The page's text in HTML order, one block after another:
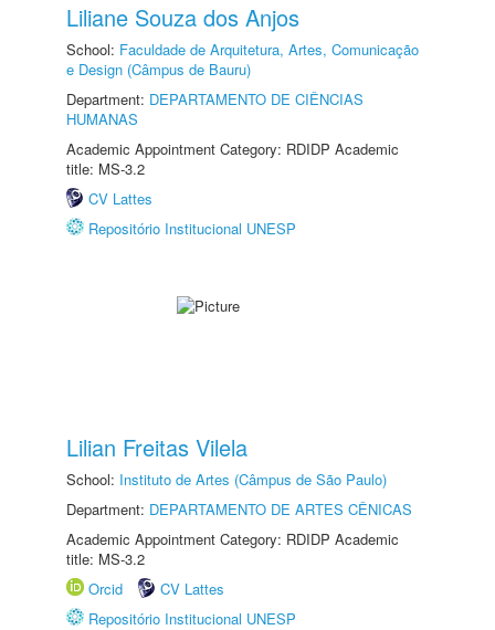
Liliane Souza dos Anjos
School: Faculdade de Arquitetura, Artes, Comunicação
e Design (Câmpus de Bauru)
Department: DEPARTAMENTO DE CIÊNCIAS
HUMANAS
Academic Appointment Category: RDIDP Academic
title: MS-3.2
CV Lattes
Repositório Institucional UNESP
Lilian Freitas Vilela
School: Instituto de Artes (Câmpus de São Paulo)
Department: DEPARTAMENTO DE ARTES CÊNICAS
Academic Appointment Category: RDIDP Academic
title: MS-3.2
Orcid
CV Lattes
Repositório Institucional UNESP